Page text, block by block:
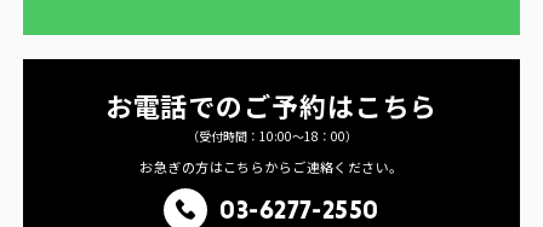
お電話でのご予約はこちら
（受付時間：10:00〜18：00）
お急ぎの方はこちらからご連絡ください。
03-6277-2550